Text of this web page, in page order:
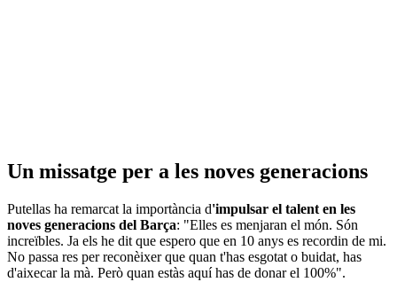
Un missatge per a les noves generacions
Putellas ha remarcat la importància d'impulsar el talent en les
noves generacions del Barça: "Elles es menjaran el món. Són
increïbles. Ja els he dit que espero que en 10 anys es recordin de mi.
No passa res per reconèixer que quan t'has esgotat o buidat, has
d'aixecar la mà. Però quan estàs aquí has de donar el 100%".